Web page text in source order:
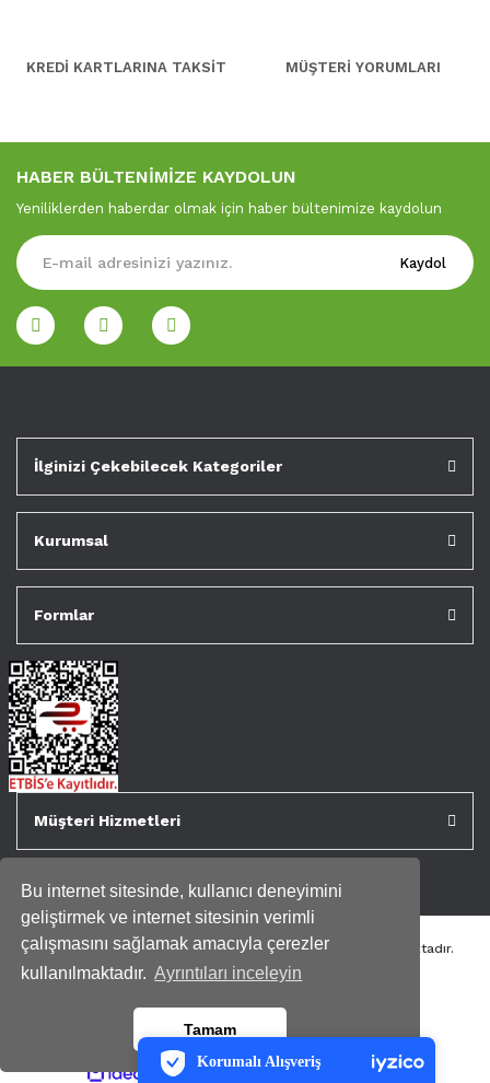
Bu internet sitesinde, kullanıcı deneyimini
geliştirmek ve internet sitesinin verimli
çalışmasını sağlamak amacıyla çerezler
kullanılmaktadır. Ayrıntıları inceleyin
Tamam
Korumalı Alışveriş
7/24 Canlı Destek
iyzico Korumalı Alışveriş
KREDİ KARTLARINA TAKSİT MÜŞTERİ YORUMLARI
HABER BÜLTENİMİZE KAYDOLUN
Yeniliklerden haberdar olmak için haber bültenimize kaydolun
Kaydol
İlginizi Çekebilecek Kategoriler
Kurumsal
Formlar
Müşteri Hizmetleri
Tüm kredi kartı bilgileriniz 256bit SSL Sertifikası ile korunmaktadır.
Genispencere.com Tüm Hakları Saklıdır.
ideasoft e- ile